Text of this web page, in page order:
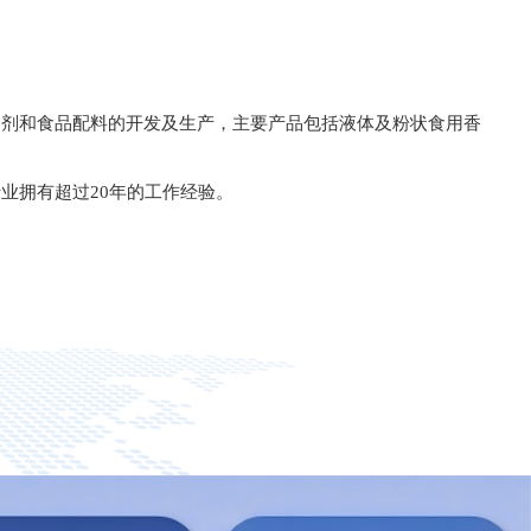
和食品配料的开发及生产，主要产品包括液体及粉状食用香
拥有超过20年的工作经验。